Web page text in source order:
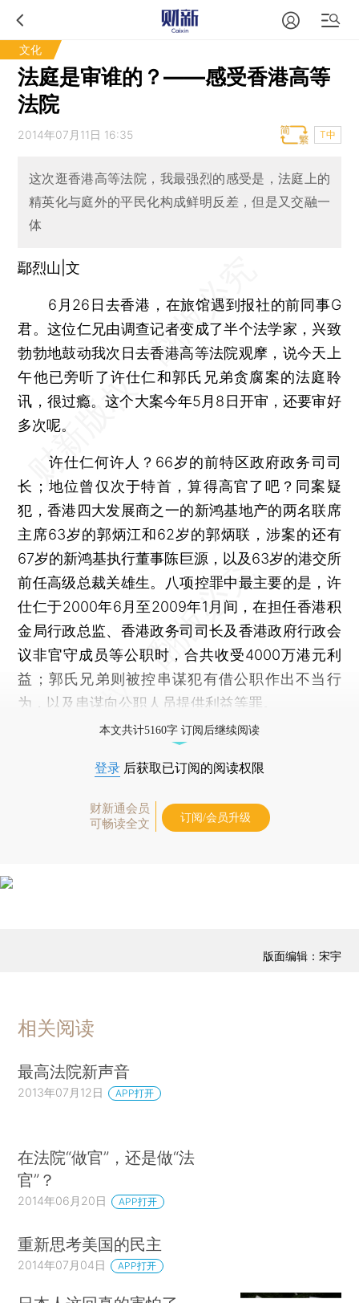
文化
法庭是审谁的？——感受香港高等
法院
2014年07月11日 16:35 T中
这次逛香港高等法院，我最强烈的感受是，法庭上的
精英化与庭外的平民化构成鲜明反差，但是又交融一
体
鄢烈山|文
6月26日去香港，在旅馆遇到报社的前同事G
君。这位仁兄由调查记者变成了半个法学家，兴致
勃勃地鼓动我次日去香港高等法院观摩，说今天上
午他已旁听了许仕仁和郭氏兄弟贪腐案的法庭聆
讯，很过瘾。这个大案今年5月8日开审，还要审好
多次呢。
许仕仁何许人？66岁的前特区政府政务司司
长；地位曾仅次于特首，算得高官了吧？同案疑
犯，香港四大发展商之一的新鸿基地产的两名联席
主席63岁的郭炳江和62岁的郭炳联，涉案的还有
67岁的新鸿基执行董事陈巨源，以及63岁的港交所
前任高级总裁关雄生。八项控罪中最主要的是，许
仕仁于2000年6月至2009年1月间，在担任香港积
金局行政总监、香港政务司司长及香港政府行政会
议非官守成员等公职时，合共收受4000万港元利
益；郭氏兄弟则被控串谋犯有借公职作出不当行
为，以及串谋向公职人员提供利益等罪。
本文共计5160字 订阅后继续阅读
登录 后获取已订阅的阅读权限
财新通会员
可畅读全文
订阅/会员升级
版面编辑：宋宇
相关阅读
最高法院新声音
2013年07月12日 APP打开
在法院“做官”，还是做“法
官”？
2014年06月20日 APP打开
重新思考美国的民主
2014年07月04日 APP打开